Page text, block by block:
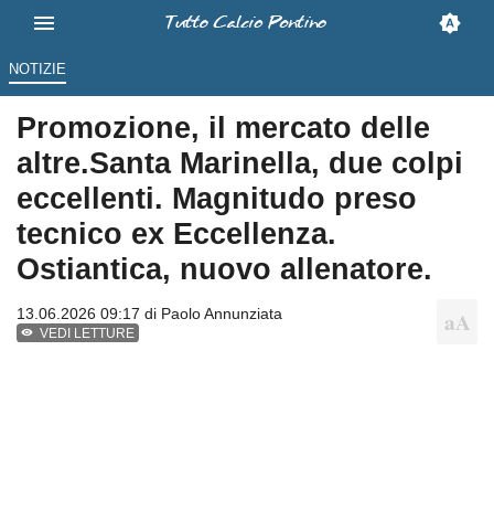
NOTIZIE
Promozione, il mercato delle
altre.Santa Marinella, due colpi
eccellenti. Magnitudo preso
tecnico ex Eccellenza.
Ostiantica, nuovo allenatore.
13.06.2026 09:17 di Paolo Annunziata
VEDI LETTURE